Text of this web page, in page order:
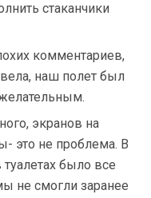
стаканчики
комментариев,
наш полет был
экранов на
это не проблема. В
было все
не смогли заранее